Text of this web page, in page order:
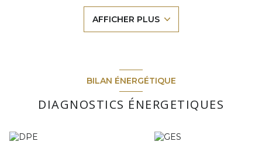
Le bien est équipé d’un chauffage électrique et d’un
climatiseur, assurant un confort en toute saison.
Idéal pour un investissement locatif, notamment pour de la
contacter votre agence La Tribune de l'Immobilier.
AFFICHER PLUS
BILAN ÉNERGÉTIQUE
DIAGNOSTICS ÉNERGETIQUES